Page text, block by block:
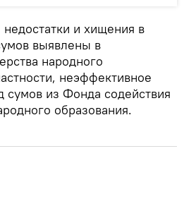
и хищения в
выявлены в
народного
неэффективное
сумов из Фонда содействия
образования.